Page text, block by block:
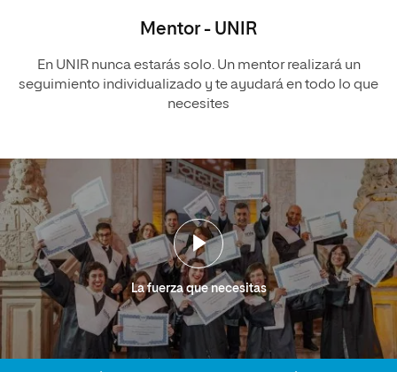
Mentor - UNIR
En UNIR nunca estarás solo. Un mentor realizará un
seguimiento individualizado y te ayudará en todo lo que
necesites
La fuerza que necesitas